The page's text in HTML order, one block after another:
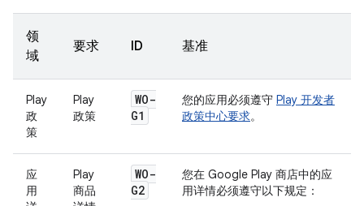
领
域
要求 ID 基准
Play
政
策
Play
政策
WO-
G1
您的应用必须遵守 Play 开发者
政策中心要求。
应
用
Play
商品
WO-
G2
您在 Google Play 商店中的应
用详情必须遵守以下规定：